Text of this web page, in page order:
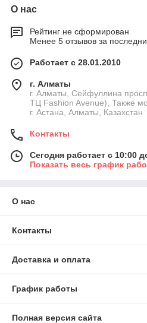
О нас
Рейтинг не сформирован
Менее 5 отзывов за
Работает с 28.01.2010
г. Алматы
г. Алматы, Сейфуллина
ТЦ Fashion Avenue), Также
г. Астана, Алматы, Казахстан
Контакты
Сегодня работает с 10:00
Показать весь график
О нас
Контакты
Доставка и оплата
График работы
Полная версия сайта